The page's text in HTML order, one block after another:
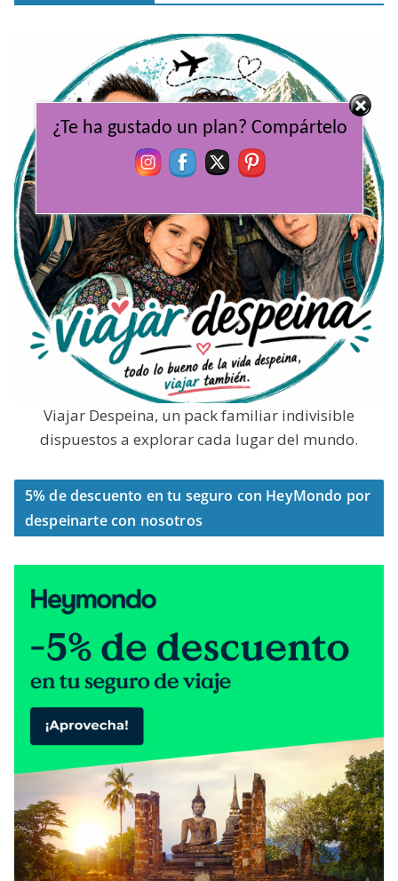
Viajar Despeina, un pack familiar indivisible
dispuestos a explorar cada lugar del mundo.
5% de descuento en tu seguro con HeyMondo por
despeinarte con nosotros
¿Te ha gustado un plan? Compártelo